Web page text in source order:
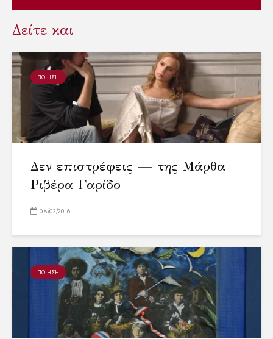
Δείτε και
ΠΟΙΗΣΗ
Δεν επιστρέφεις — της Μάρθα
Ριβέρα Γαρίδο
08/02/2016
ΠΟΙΗΣΗ